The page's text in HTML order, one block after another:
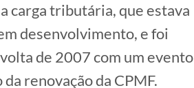
carga tributária, que estava
desenvolvimento, e foi
de 2007 com um evento
renovação da CPMF.